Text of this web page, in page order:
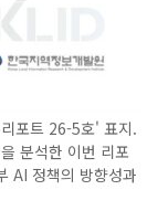
포트 26-5호' 표지.
분석한 이번 리포
AI 정책의 방향성과